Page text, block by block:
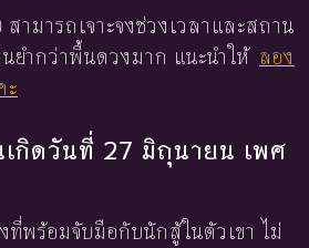
ามารถเจาะจงช่วงเวลาและสถาน
ยำกว่าพื้นดวงมาก แนะนำให้ ลอง
ะ
กิดวันที่ 27 มิถุนายน เพศ
ที่พร้อมจับมือกับนักสู้ในตัวเขา ไม่